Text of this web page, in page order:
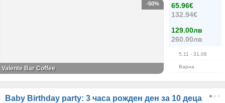
65.96€
132.94€
129.00лв
260.00лв
5.11 - 31.08
Варна
-50%
Valente Bar Coffee
Baby Birthday party: 3 часа рожден ден за 10 деца